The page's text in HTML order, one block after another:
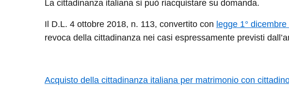
La cittadinanza italiana si può riacquistare su domanda.
Il D.L. 4 ottobre 2018, n. 113, convertito con legge 1°
revoca della cittadinanza nei casi espressamente previsti
Acquisto della cittadinanza italiana per matrimonio con